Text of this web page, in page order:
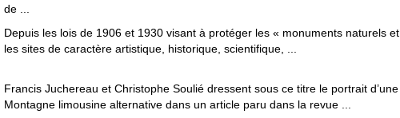
de ...
Depuis les lois de 1906 et 1930 visant à protéger les « monuments naturels et
les sites de caractère artistique, historique, scientifique, ...
Francis Juchereau et Christophe Soulié dressent sous ce titre le portrait d’une
Montagne limousine alternative dans un article paru dans la revue ...